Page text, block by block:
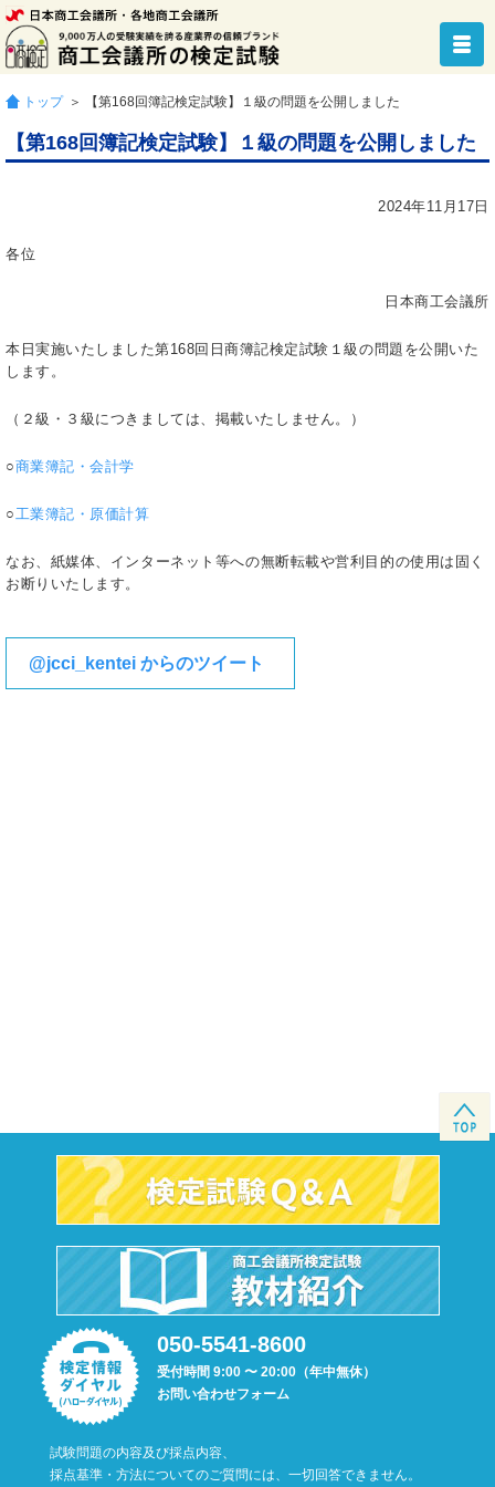
トップ ＞ 【第168回簿記検定試験】１級の問題を公開しました
【第168回簿記検定試験】１級の問題を公開しました
2024年11月17日
各位
日本商工会議所
本日実施いたしました第168回日商簿記検定試験１級の問題を公開いた
します。
（ ２級・３級につきましては、掲載いたしません。 ）
○商業簿記・会計学
○工業簿記・原価計算
なお、紙媒体、インターネット等への無断転載や営利目的の使用は固く
お断りいたします。
@jcci_kentei からのツイート
050-5541-8600
受付時間 9:00 〜 20:00（年中無休）
お問い合わせフォーム
試験問題の内容及び採点内容、
採点基準・方法についてのご質問には、一切回答できません。